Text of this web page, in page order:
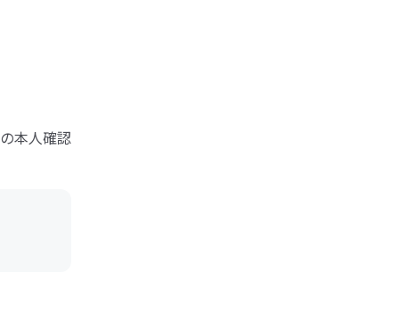
本人確認